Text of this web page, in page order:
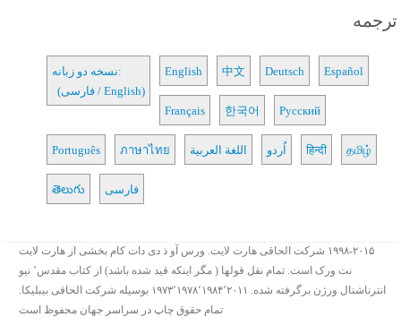
ترجمه
نسخه دو زبانه:
(فارسی / English)
English 中文 Deutsch Español
Français 한국어 Русский
Português ภาษาไทย اللغة العربية اُردو हिन्दी தமிழ்
తెలుగు فارسی
۱۹۹۸-۲۰۱۵ شرکت الحاقی هارت لایت. ورس آو ذ دی دات کام بخشی از هارت لایت
نت ورک است. تمام نقل قولها ( مگر اینکه قید شده باشد) از کتاب مقدس٬ نیو
انترناشنال ورژن برگرفته شده. ۱۹۷۳٬۱۹۷۸٬۱۹۸۴٬۲۰۱۱ بوسیله شرکت الحاقی بیبلیکا.
تمام حقوق چاپ در سراسر جهان محفوظ است